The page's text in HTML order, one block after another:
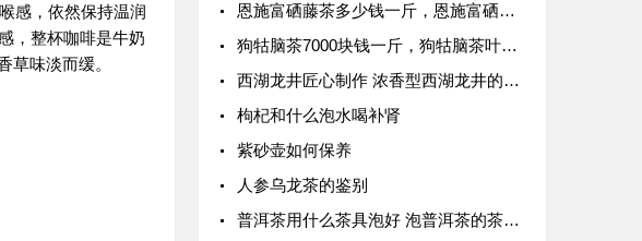
感，依然保持温润
，整杯咖啡是牛奶
味淡而缓。
恩施富硒藤茶多少钱一斤，恩施富硒茶价格表
狗牯脑茶7000块钱一斤，狗牯脑茶叶价格表
西湖龙井匠心制作 浓香型西湖龙井的制作
枸杞和什么泡水喝补肾
紫砂壶如何保养
人参乌龙茶的鉴别
普洱茶用什么茶具泡好 泡普洱茶的茶具 泡普洱茶的方法